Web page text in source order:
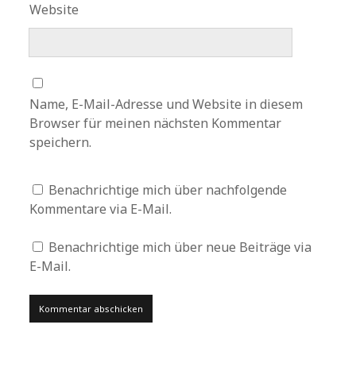
Website
Name, E-Mail-Adresse und Website in diesem
Browser für meinen nächsten Kommentar
speichern.
Benachrichtige mich über nachfolgende
Kommentare via E-Mail.
Benachrichtige mich über neue Beiträge via
E-Mail.